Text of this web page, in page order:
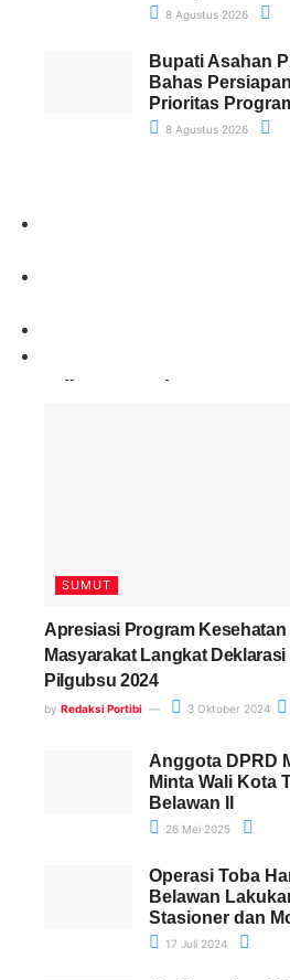
8 Agustus 2026
Bupati Asahan
Bahas
Prioritas
8 Agustus 2026
Paling Banyak Komentar
SUMUT
Apresiasi Program
Masyarakat Langkat
Pilgubsu 2024
by Redaksi Portibi 3 Oktober 2024
Anggota DPRD
Minta Wali Kota
Belawan II
26 Mei 2025
Operasi Toba
Belawan
Stasioner dan
17 Juli 2024